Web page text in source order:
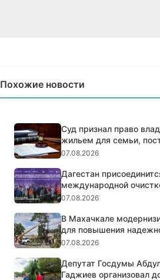
Похожие новости
Суд признал право
жильем для семьи,
от...
07.08.2026
Дагестан
международной
побережья Кас...
07.08.2026
В Махачкале
для повышения
07.08.2026
Депутат Госдумы
Гаджиев организовал